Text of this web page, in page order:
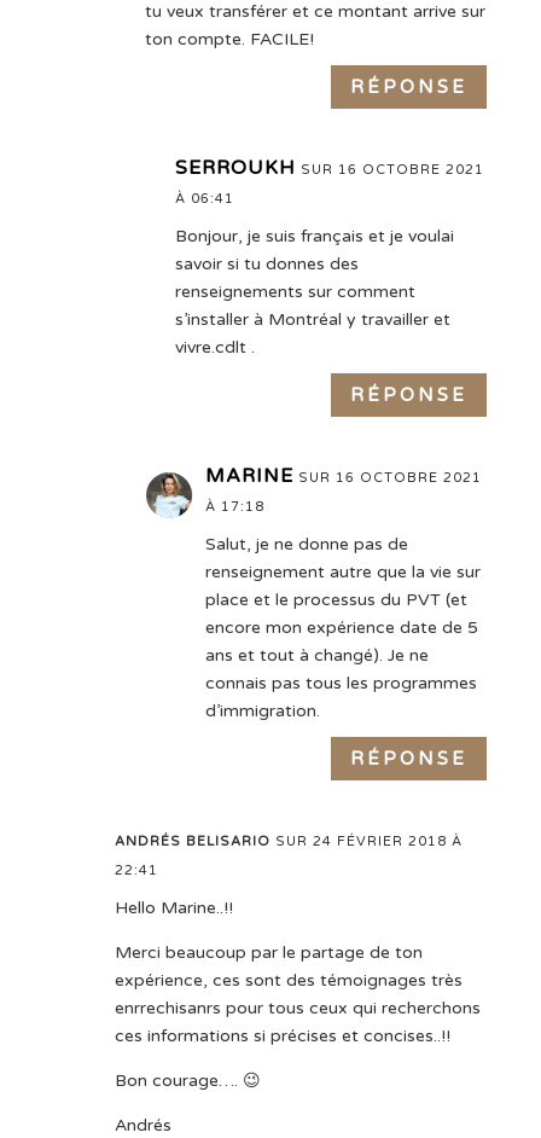
tu veux transférer et ce montant arrive sur
ton compte. FACILE!
RÉPONSE
SERROUKH SUR 16 OCTOBRE 2021
À 06:41
Bonjour, je suis français et je voulai
savoir si tu donnes des
renseignements sur comment
s’installer à Montréal y travailler et
vivre.cdlt .
RÉPONSE
MARINE SUR 16 OCTOBRE 2021
À 17:18
Salut, je ne donne pas de
renseignement autre que la vie sur
place et le processus du PVT (et
encore mon expérience date de 5
ans et tout à changé). Je ne
connais pas tous les programmes
d’immigration.
RÉPONSE
ANDRÉS BELISARIO SUR 24 FÉVRIER 2018 À
22:41
Hello Marine..!!
Merci beaucoup par le partage de ton
expérience, ces sont des témoignages très
enrrechisanrs pour tous ceux qui recherchons
ces informations si précises et concises..!!
Bon courage…. 😉
Andrés